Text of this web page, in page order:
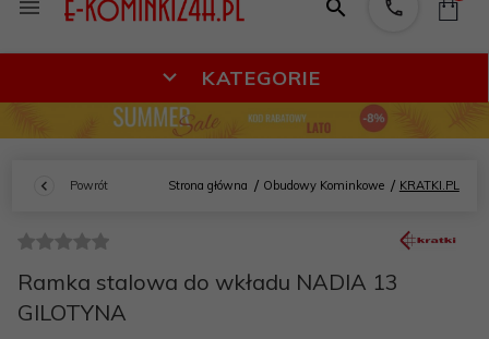
KATEGORIE
Powrót Strona główna Obudowy Kominkowe KRATKI.PL
Ramka stalowa do wkładu NADIA 13
GILOTYNA